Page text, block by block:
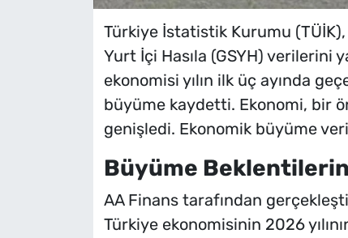
Türkiye İstatistik Kurumu
Yurt İçi Hasıla (GSYH) verilerini
ekonomisi yılın ilk üç ayında
büyüme kaydetti. Ekonomi, bir
genişledi. Ekonomik büyüme
Büyüme
AA Finans tarafından
Türkiye ekonomisinin 2026